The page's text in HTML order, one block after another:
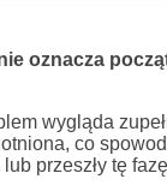
oznacza
wygląda
co
przeszły tę